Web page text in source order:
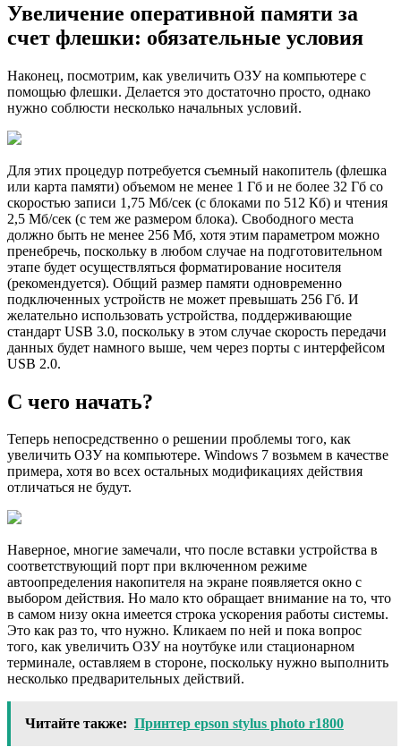
Увеличение оперативной памяти за
счет флешки: обязательные условия
Наконец, посмотрим, как увеличить ОЗУ на компьютере с
помощью флешки. Делается это достаточно просто, однако
нужно соблюсти несколько начальных условий.
Для этих процедур потребуется съемный накопитель (флешка
или карта памяти) объемом не менее 1 Гб и не более 32 Гб со
скоростью записи 1,75 Мб/сек (с блоками по 512 Кб) и чтения
2,5 Мб/сек (с тем же размером блока). Свободного места
должно быть не менее 256 Мб, хотя этим параметром можно
пренебречь, поскольку в любом случае на подготовительном
этапе будет осуществляться форматирование носителя
(рекомендуется). Общий размер памяти одновременно
подключенных устройств не может превышать 256 Гб. И
желательно использовать устройства, поддерживающие
стандарт USB 3.0, поскольку в этом случае скорость передачи
данных будет намного выше, чем через порты с интерфейсом
USB 2.0.
С чего начать?
Теперь непосредственно о решении проблемы того, как
увеличить ОЗУ на компьютере. Windows 7 возьмем в качестве
примера, хотя во всех остальных модификациях действия
отличаться не будут.
Наверное, многие замечали, что после вставки устройства в
соответствующий порт при включенном режиме
автоопределения накопителя на экране появляется окно с
выбором действия. Но мало кто обращает внимание на то, что
в самом низу окна имеется строка ускорения работы системы.
Это как раз то, что нужно. Кликаем по ней и пока вопрос
того, как увеличить ОЗУ на ноутбуке или стационарном
терминале, оставляем в стороне, поскольку нужно выполнить
несколько предварительных действий.
Читайте также: Принтер epson stylus photo r1800